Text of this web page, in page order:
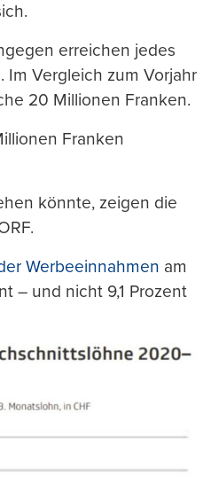
erreichen jedes
Vergleich zum Vorjahr
20 Millionen Franken.
Franken
könnte, zeigen die
Werbeeinnahmen am
– und nicht 9,1 Prozent